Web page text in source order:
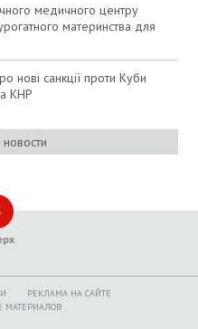
медичного центру
материнства для
санкції проти Куби
КНР
новости
РЕКЛАМА НА САЙТЕ
МАТЕРИАЛОВ